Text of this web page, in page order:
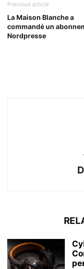
Previous article
La Maison Blanche a
commandé un
Nordpresse